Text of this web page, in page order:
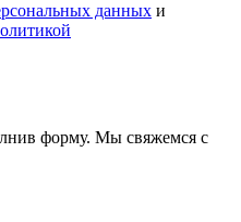
данных и
форму. Мы свяжемся с